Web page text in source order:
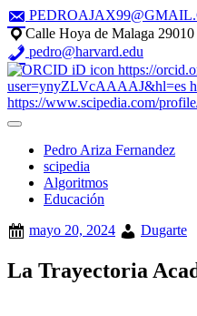
Saltar
al
contenido
Calle Hoya de Malaga
pedro@harvard.edu
Pedro Ariza Fernandez
scipedia
Algoritmos
Educación
mayo 20, 2024
Dugarte
La Trayectoria